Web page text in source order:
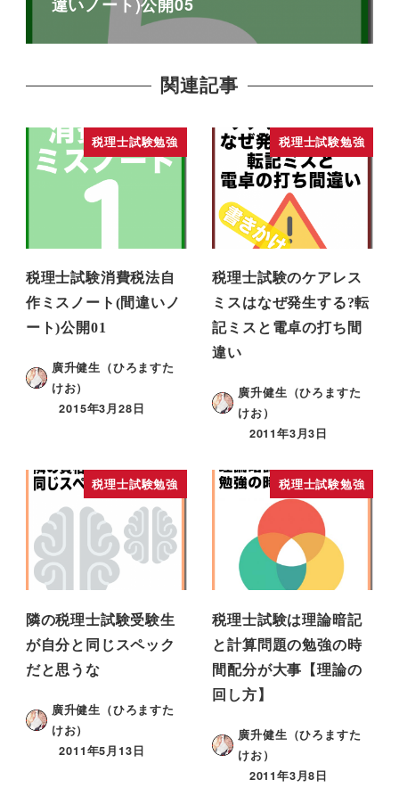
関連記事
税理士試験勉強
税理士試験消費税法自
作ミスノート(間違いノ
ート)公開01
廣升健生（ひろますた
けお）
2015年3月28日
税理士試験勉強
税理士試験のケアレス
ミスはなぜ発生する?転
記ミスと電卓の打ち間
違い
廣升健生（ひろますた
けお）
2011年3月3日
税理士試験勉強
隣の税理士試験受験生
が自分と同じスペック
だと思うな
廣升健生（ひろますた
けお）
2011年5月13日
税理士試験勉強
税理士試験は理論暗記
と計算問題の勉強の時
間配分が大事【理論の
回し方】
廣升健生（ひろますた
けお）
2011年3月8日